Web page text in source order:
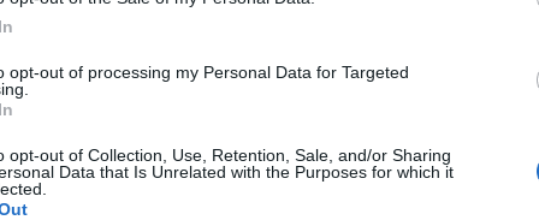
opt-out of processing my Personal Data for Targeted
opt-out of Collection, Use, Retention, Sale, and/or Sharing
Data that Is Unrelated with the Purposes for which it
deram declarações nas últimas semanas que
Zema
disse que não afasta a possibilidade de
alternativa à candidatura de Flávio. Zema
e que o desfecho pode ficar para o prazo final